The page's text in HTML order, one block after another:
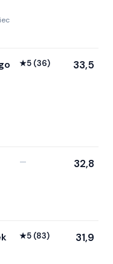
★5 (36) 33,5
— 32,8
★5 (83) 31,9